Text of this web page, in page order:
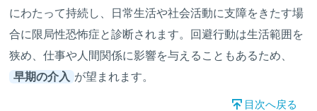
にわたって持続し、日常生活や社会活動に支障をきたす場
合に限局性恐怖症と診断されます。回避行動は生活範囲を
狭め、仕事や人間関係に影響を与えることもあるため、
早期の介入 が望まれます。
目次へ戻る